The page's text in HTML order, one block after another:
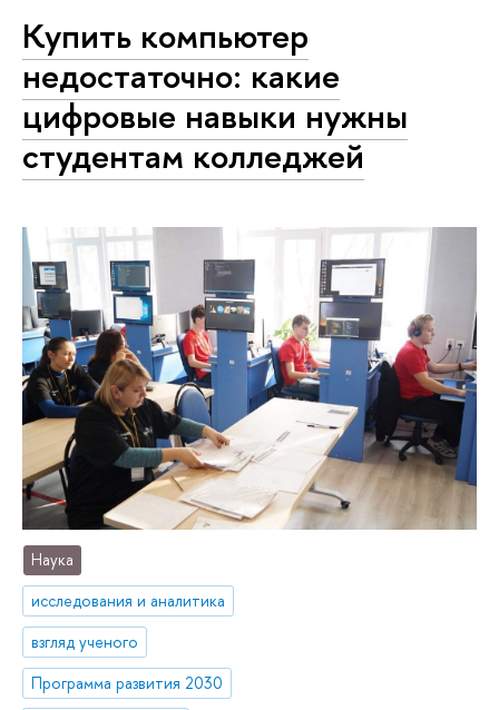
Купить компьютер
недостаточно: какие
цифровые навыки нужны
студентам колледжей
Наука
исследования и аналитика
взгляд ученого
Программа развития 2030